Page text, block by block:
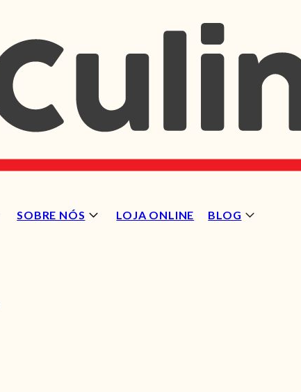
SOBRE NÓS LOJA ONLINE BLOG